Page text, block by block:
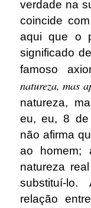
verdade na
coincide
aqui que o
significado
famoso
natureza, mas
natureza,
eu, eu, 8 de
não afirma
ao homem;
natureza
substituí-lo.
relação